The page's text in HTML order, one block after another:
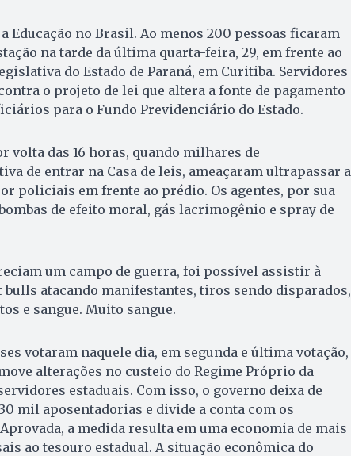
Educação no Brasil. Ao menos 200 pessoas ficaram
na tarde da última quarta-feira, 29, em frente ao
do Estado de Paraná, em Curitiba. Servidores
o projeto de lei que altera a fonte de pagamento
para o Fundo Previ­denciário do Estado.
volta das 16 horas, quando milhares de
de entrar na Casa de leis, ameaçaram ultrapassar a
policiais em frente ao prédio. Os agentes, por sua
de efeito moral, gás lacrimogênio e spray de
um campo de guerra, foi possível assistir à
atacando manifestantes, tiros sendo disparados,
e sangue. Muito sangue.
votaram naquele dia, em segunda e última votação,
alterações no custeio do Regime Próprio da
estaduais. Com isso, o governo deixa de
mil aposentadorias e divide a conta com os
a medida resulta em uma economia de mais
ao tesouro estadual. A situação econômica do